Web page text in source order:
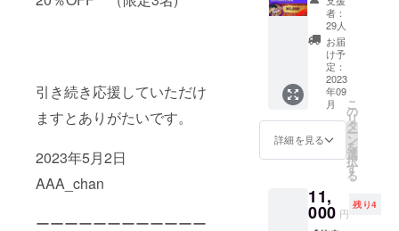
引き続き応援していただけ
ますとありがたいです。
2023年5月2日
AAA_chan
ーーーーーーーーーーーー
に掲載
するご
希望の
お名前
をご記
入くだ
さい。
※備考欄
にご記
載がな
を通し
て確認
りしま
す。
◆】 ポ
スト
カード8
枚セッ
ト+お礼
の手紙
(直筆)
ポスト
カード8
枚と直
筆のお
手紙を
めてお
届けい
たしま
者：
29人
お届
け予
定：
2023
年09
月
詳細を見る
こ
の
リ
タ
ー
ン
を
選
択
す
る
11,
000 円
残り4